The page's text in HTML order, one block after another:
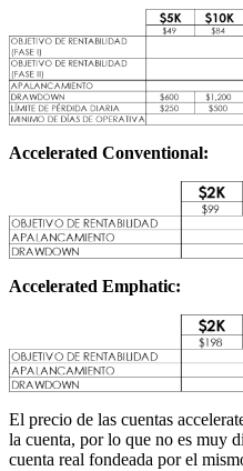
Accelerated Conventional:
Accelerated Emphatic:
El precio de las cuentas
la cuenta, por lo que no es muy
cuenta real fondeada por el